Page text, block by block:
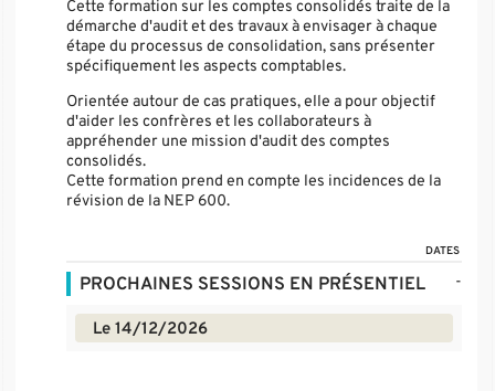
Cette formation sur les comptes consolidés traite de la
démarche d'audit et des travaux à envisager à chaque
étape du processus de consolidation, sans présenter
spécifiquement les aspects comptables.
Orientée autour de cas pratiques, elle a pour objectif
d'aider les confrères et les collaborateurs à
appréhender une mission d'audit des comptes
consolidés.
Cette formation prend en compte les incidences de la
révision de la NEP 600.
DATES
PROCHAINES SESSIONS EN PRÉSENTIEL -
Le 14/12/2026